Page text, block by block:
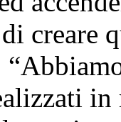
creare